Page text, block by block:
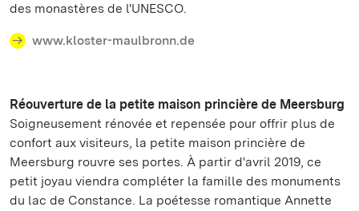
des monastères de l'UNESCO.
www.kloster-maulbronn.de
Réouverture de la petite maison princière de Meersburg
Soigneusement rénovée et repensée pour offrir plus de
confort aux visiteurs, la petite maison princière de
Meersburg rouvre ses portes. À partir d'avril 2019, ce
petit joyau viendra compléter la famille des monuments
du lac de Constance. La poétesse romantique Annette